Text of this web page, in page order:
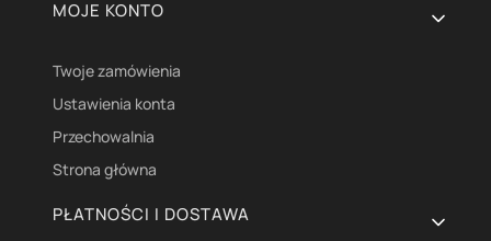
Linki w stopce
MOJE KONTO
Twoje zamówienia
Ustawienia konta
Przechowalnia
Strona główna
PŁATNOŚCI I DOSTAWA